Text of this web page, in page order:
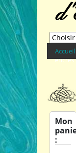
Accueil
encres
Mon
: